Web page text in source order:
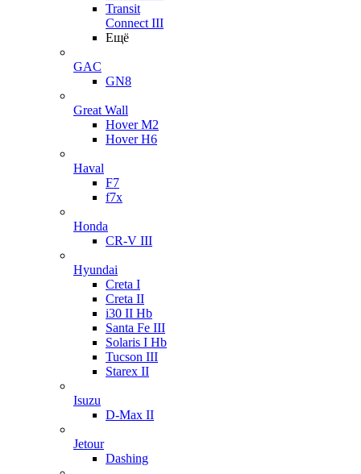
Transit
Connect III
Ещё
GAC
GN8
Great Wall
Hover M2
Hover H6
Haval
F7
f7x
Honda
CR-V III
Hyundai
Creta I
Creta II
i30 II Hb
Santa Fe III
Solaris I Hb
Tucson III
Starex II
Isuzu
D-Max II
Jetour
Dashing